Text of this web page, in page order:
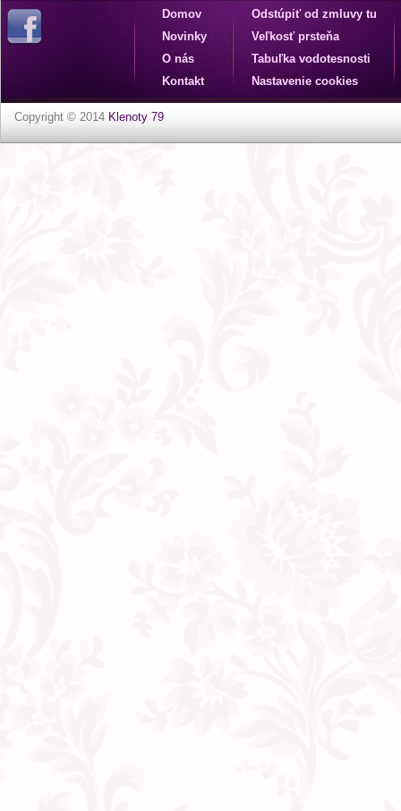
Domov
Novinky
O nás
Kontakt
Odstúpiť od zmluvy tu
Veľkosť prsteňa
Tabuľka vodotesnosti
Nastavenie cookies
Copyright © 2014 Klenoty 79